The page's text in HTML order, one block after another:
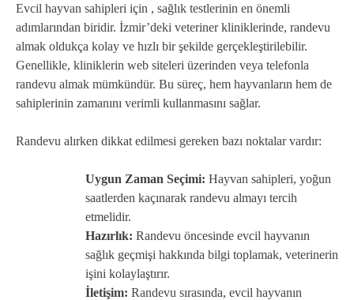
Evcil hayvan sahipleri için , sağlık testlerinin en önemli
adımlarından biridir. İzmir’deki veteriner kliniklerinde, randevu
almak oldukça kolay ve hızlı bir şekilde gerçekleştirilebilir.
Genellikle, kliniklerin web siteleri üzerinden veya telefonla
randevu almak mümkündür. Bu süreç, hem hayvanların hem de
sahiplerinin zamanını verimli kullanmasını sağlar.
Randevu alırken dikkat edilmesi gereken bazı noktalar vardır:
Uygun Zaman Seçimi: Hayvan sahipleri, yoğun
saatlerden kaçınarak randevu almayı tercih
etmelidir.
Hazırlık: Randevu öncesinde evcil hayvanın
sağlık geçmişi hakkında bilgi toplamak, veterinerin
işini kolaylaştırır.
İletişim: Randevu sırasında, evcil hayvanın